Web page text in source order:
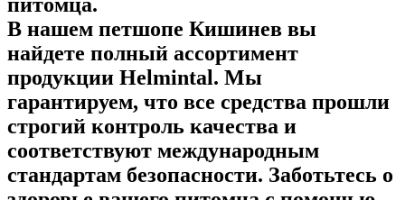
В нашем петшопе Кишинев вы
найдете полный ассортимент
продукции Helmintal. Мы
гарантируем, что все средства прошли
строгий контроль качества и
соответствуют международным
стандартам безопасности. Заботьтесь о